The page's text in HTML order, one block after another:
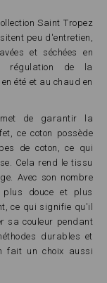
Saint Tropez
peu d'entretien,
et séchées en
régulation de la
été et au chaud en
de garantir la
ce coton possède
de coton, ce qui
Cela rend le tissu
Avec son nombre
douce et plus
ce qui signifie qu'il
sa couleur pendant
durables et
fait un choix aussi